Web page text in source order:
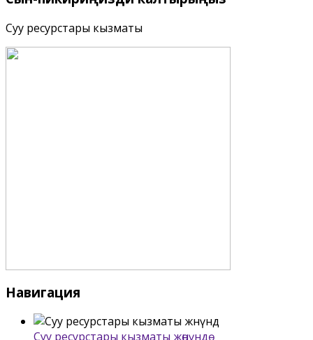
Суу ресурстары кызматы
Навигация
Суу ресурстары кызматы жѳнүндѳ